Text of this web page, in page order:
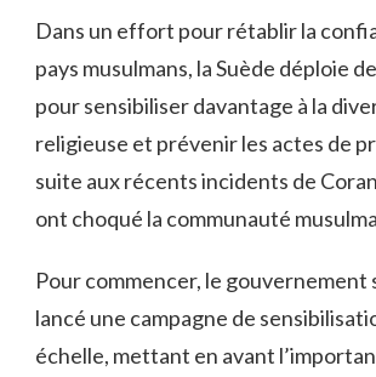
Dans ​un effort pour rétablir la
pays musulmans, la Suède déploie
pour sensibiliser davantage à⁢ la
religieuse et ​prévenir les actes de
suite aux récents incidents de
ont choqué la communauté
Pour commencer,⁢ le gouvernement
lancé une campagne ⁢de
échelle,⁣ mettant en avant⁢